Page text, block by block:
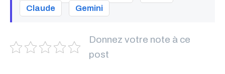
Claude
Gemini
Donnez votre note à ce
post